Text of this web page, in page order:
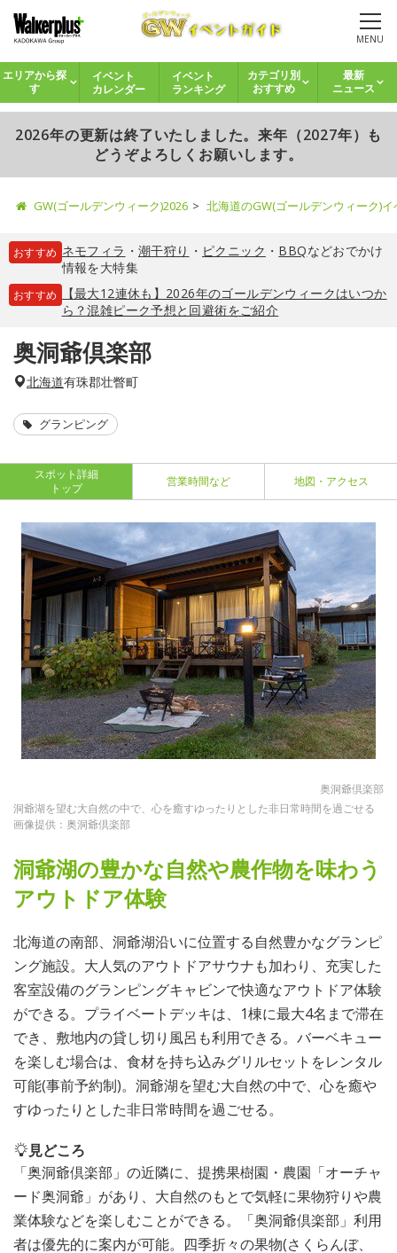
MENU
エリアから探
す
イベント
カレンダー
イベント
ランキング
カテゴリ別
おすすめ
最新
ニュース
2026年の更新は終了いたしました。来年（2027年）も
どうぞよろしくお願いします。
GW(ゴールデンウィーク)2026 北海道のGW(ゴールデンウィーク)
おすすめ ネモフィラ ・ 潮干狩り ・ ピクニック ・ BBQなどおでかけ
情報を大特集
おすすめ
【最大12連休も】2026年のゴールデンウィークはいつか
ら？混雑ピーク予想と回避術をご紹介
奥洞爺倶楽部
北海道有珠郡壮瞥町
グランピング
スポット詳細
トップ
営業時間など 地図・アクセス
奥洞爺倶楽部
洞爺湖を望む大自然の中で、心を癒すゆったりとした非日常時間を過ごせる
画像提供：奥洞爺倶楽部
洞爺湖の豊かな自然や農作物を味わう
アウトドア体験
北海道の南部、洞爺湖沿いに位置する自然豊かなグランピ
ング施設。大人気のアウトドアサウナも加わり、充実した
客室設備のグランピングキャビンで快適なアウトドア体験
ができる。プライベートデッキは、1棟に最大4名まで滞在
でき、敷地内の貸し切り風呂も利用できる。バーベキュー
を楽しむ場合は、食材を持ち込みグリルセットをレンタル
可能(事前予約制)。洞爺湖を望む大自然の中で、心を癒や
すゆったりとした非日常時間を過ごせる。
見どころ
「奥洞爺倶楽部」の近隣に、提携果樹園・農園「オーチャ
ード奥洞爺」があり、大自然のもとで気軽に果物狩りや農
業体験などを楽しむことができる。「奥洞爺倶楽部」利用
者は優先的に案内が可能。四季折々の果物(さくらんぼ、